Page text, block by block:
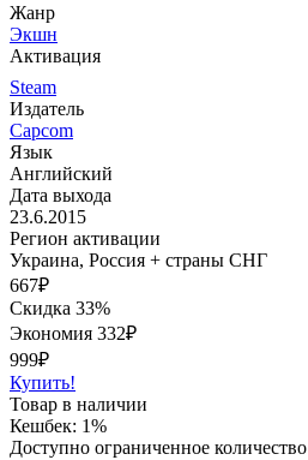
Жанр
Экшн
Активация
Steam
Издатель
Capcom
Язык
Английский
Дата выхода
23.6.2015
Регион активации
Украина, Россия + страны СНГ
667₽
Скидка 33%
Экономия 332₽
999₽
Купить!
Товар в наличии
Кешбек: 1%
Доступно ограниченное количество